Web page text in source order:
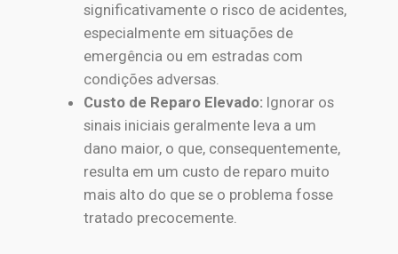
significativamente o risco de acidentes,
especialmente em situações de
emergência ou em estradas com
condições adversas.
Custo de Reparo Elevado:Ignorar os
sinais iniciais geralmente leva a um
dano maior, o que, consequentemente,
resulta em um custo de reparo muito
mais alto do que se o problema fosse
tratado precocemente.